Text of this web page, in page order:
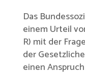
Das
einem Urteil
R) mit der
der
einen